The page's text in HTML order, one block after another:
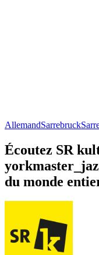
AllemandSarrebruck
Écoutez SR
du monde